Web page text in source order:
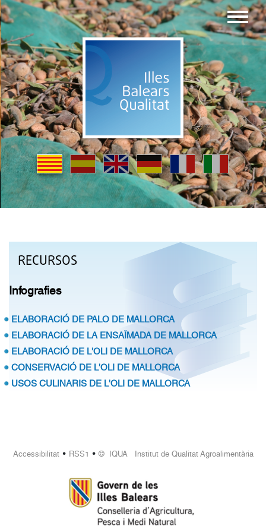
RECURSOS
Infografies
ELABORACIÓ DE PALO DE MALLORCA
ELABORACIÓ DE LA ENSAÏMADA DE MALLORCA
ELABORACIÓ DE L'OLI DE MALLORCA
CONSERVACIÓ DE L'OLI DE MALLORCA
USOS CULINARIS DE L'OLI DE MALLORCA
Accessibilitat• RSS1 • © IQUA Institut de Qualitat Agroalimentària